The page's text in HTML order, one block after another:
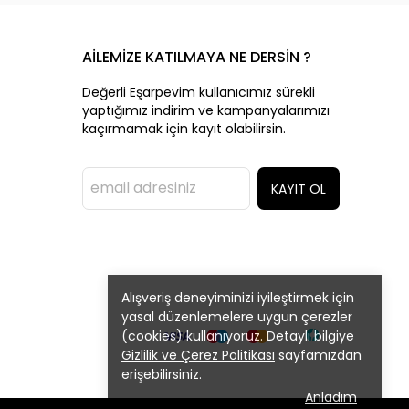
Alışveriş deneyiminizi iyileştirmek için
yasal düzenlemelere uygun çerezler
(cookies) kullanıyoruz. Detaylı bilgiye
Gizlilik ve Çerez Politikası sayfamızdan
erişebilirsiniz.
Anladım
AİLEMİZE KATILMAYA NE DERSİN ?
Değerli Eşarpevim kullanıcımız sürekli
yaptığımız indirim ve kampanyalarımızı
kaçırmamak için kayıt olabilirsin.
KAYIT OL